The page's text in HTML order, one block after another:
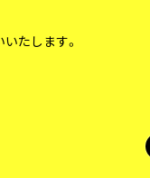
たします。